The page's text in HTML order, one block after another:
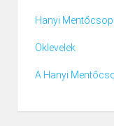
Hanyi
Oklevelek
A Hanyi